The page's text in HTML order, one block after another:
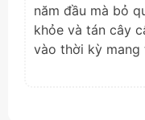
năm đầu mà bỏ
khỏe và tán cây
vào thời kỳ